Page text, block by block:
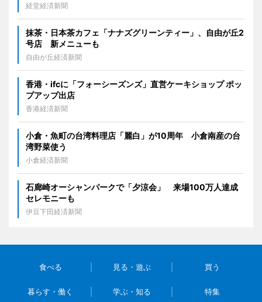
経堂経済新聞
抹茶・日本茶カフェ「ナナズグリーンティー」、自由が丘2
号店 新メニューも
自由が丘経済新聞
香港・ifcに「フォーシーズンズ」直営ケーキショップ ポッ
プアップ出店
香港経済新聞
小倉・魚町の台湾料理店「麗白」が10周年 小倉南産の台
湾野菜使う
小倉経済新聞
石廊崎オーシャンパークで「夕涼会」 来場100万人達成
セレモニーも
伊豆下田経済新聞
食べる 見る・遊ぶ 買う
暮らす・働く 学ぶ・知る 特集